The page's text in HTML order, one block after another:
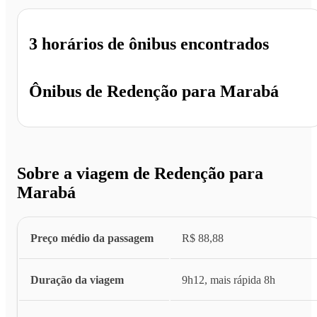
Ônibus de Redenção para Marabá
3 horários de ônibus encontrados
Sobre a viagem de Redenção para
Marabá
Preço médio da passagem R$ 88,88
Duração da viagem 9h12, mais rápida 8h